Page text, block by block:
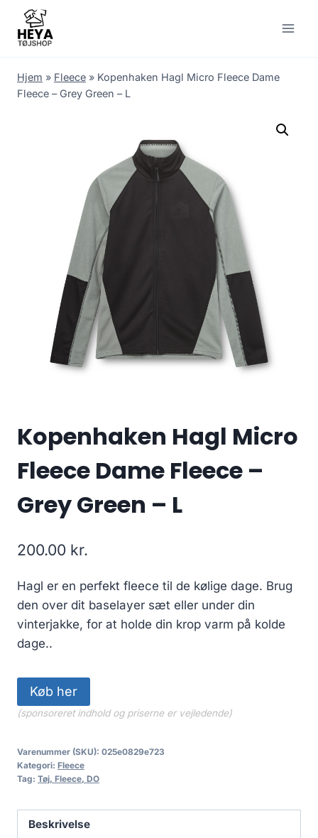
content
Hjem » Fleece » Kopenhaken Hagl Micro Fleece Dame
Fleece – Grey Green – L
Kopenhaken Hagl Micro
Fleece Dame Fleece –
Grey Green – L
200.00 kr.
Hagl er en perfekt fleece til de kølige dage. Brug
den over dit baselayer sæt eller under din
vinterjakke, for at holde din krop varm på kolde
dage..
Køb her
(sponsoreret indhold og priserne er vejledende)
Varenummer (SKU): 025e0829e723
Kategori: Fleece
Tag: Tøj, Fleece, DO
Beskrivelse